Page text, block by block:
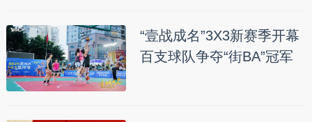
“壹战成名”3X3新赛季开幕
百支球队争夺“街BA”冠军